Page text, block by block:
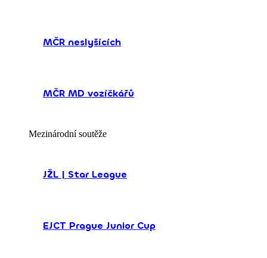
MČR neslyšících
MČR MD vozíčkářů
Mezinárodní soutěže
JŽL | Star League
EJCT Prague Junior Cup